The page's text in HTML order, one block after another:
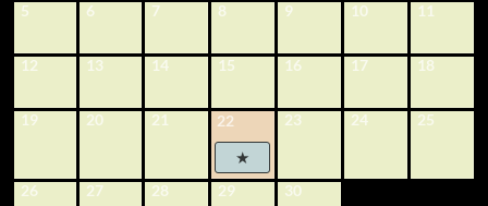
5 6 7 8 9 10 11
12 13 14 15 16 17 18
19 20 21 22 23 24 25
26 27 28 29 30